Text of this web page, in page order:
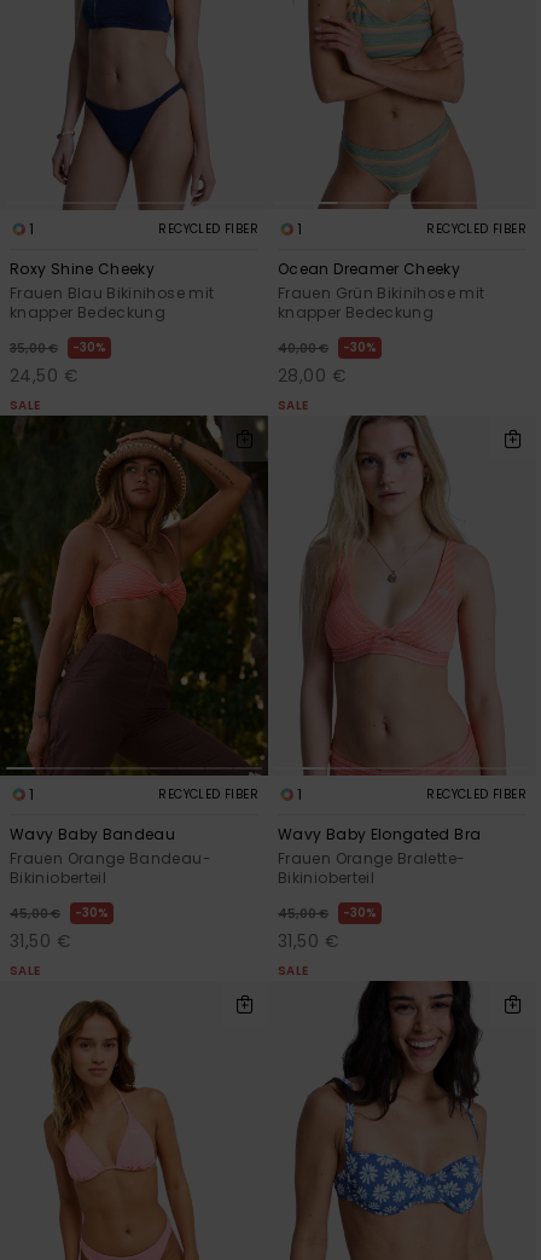
1 RECYCLED FIBER
Roxy Shine Cheeky
Frauen Blau Bikinihose mit
knapper Bedeckung
35,00 € 30%
24,50 €
SALE
1 RECYCLED FIBER
Ocean Dreamer Cheeky
Frauen Grün Bikinihose mit
knapper Bedeckung
40,00 € 30%
28,00 €
SALE
1 RECYCLED FIBER
Wavy Baby Bandeau
Frauen Orange Bandeau-
Bikinioberteil
45,00 € 30%
31,50 €
SALE
1 RECYCLED FIBER
Wavy Baby Elongated Bra
Frauen Orange Bralette-
Bikinioberteil
45,00 € 30%
31,50 €
SALE